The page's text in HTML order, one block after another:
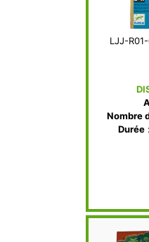
LJJ-
Nombre
Durée: